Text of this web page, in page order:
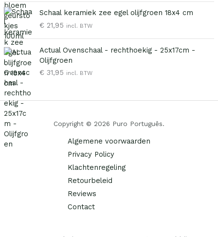
n
k
e
e
s
w
s
:
€
3
9
p
r
,
0
.
Schaal keramiek zee egel olijfgroen 18x4 cm
€21,95 incl. BTW
Actual Ovenschaal - rechthoekig - 25x17cm -
Olijfgroen
€31,95 incl. BTW
Copyright © 2026 Puro Português.
Algemene voorwaarden
Privacy Policy
Klachtenregeling
Retourbeleid
Reviews
Contact